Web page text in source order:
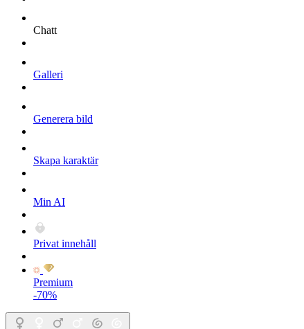
Chatt
Galleri
Generera bild
Skapa karaktär
Min AI
Privat innehåll
Premium
-70%